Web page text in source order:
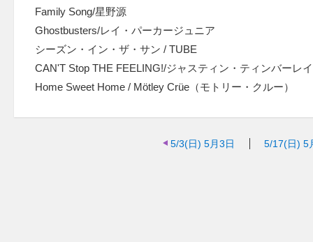
Family Song/星野源
Ghostbusters/レイ・パーカージュニア
シーズン・イン・ザ・サン / TUBE
CAN'T Stop THE FEELING!/ジャスティン・ティンバーレ
Home Sweet Home / Mötley Crüe（モトリー・クルー）
5/3(日) 5月3日 5/17(日) 5